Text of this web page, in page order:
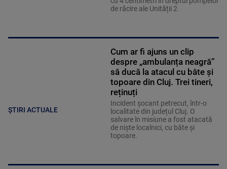
de răcire ale Unității 2.
ȘTIRI ACTUALE
Cum ar fi ajuns un clip
despre „ambulanța neagră”
să ducă la atacul cu bâte și
topoare din Cluj. Trei tineri,
reținuți
Incident șocant petrecut, într-o
localitate din județul Cluj. O
salvare în misiune a fost atacată
de niște localnici, cu bâte și
topoare.